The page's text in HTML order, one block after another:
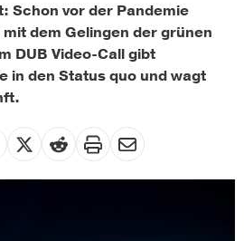
Schon vor der Pandemie
dem Gelingen der grünen
DUB Video-Call gibt
in den Status quo und wagt